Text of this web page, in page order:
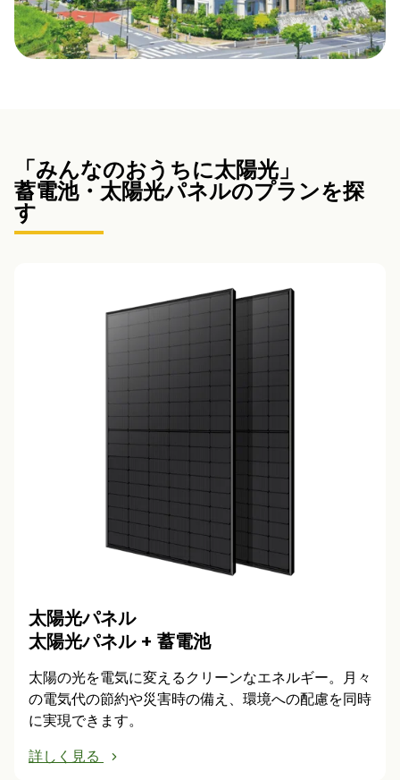
「みんなのおうちに太陽光」
蓄電池・太陽光パネルのプランを探
す
太陽光パネル
太陽光パネル + 蓄電池
太陽の光を電気に変えるクリーンなエネルギー。月々
の電気代の節約や災害時の備え、環境への配慮を同時
に実現できます。
詳しく見る